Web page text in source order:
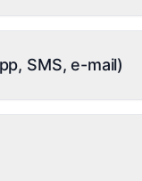
s fallbackem na
Vlastní model na
SMS, e-mail)
e-mail a hlas